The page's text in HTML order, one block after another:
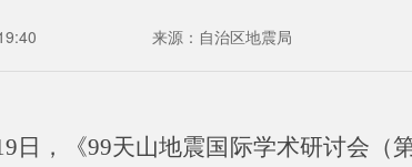
来源： 自治区地震局
日，《99天山地震国际学术研讨会（